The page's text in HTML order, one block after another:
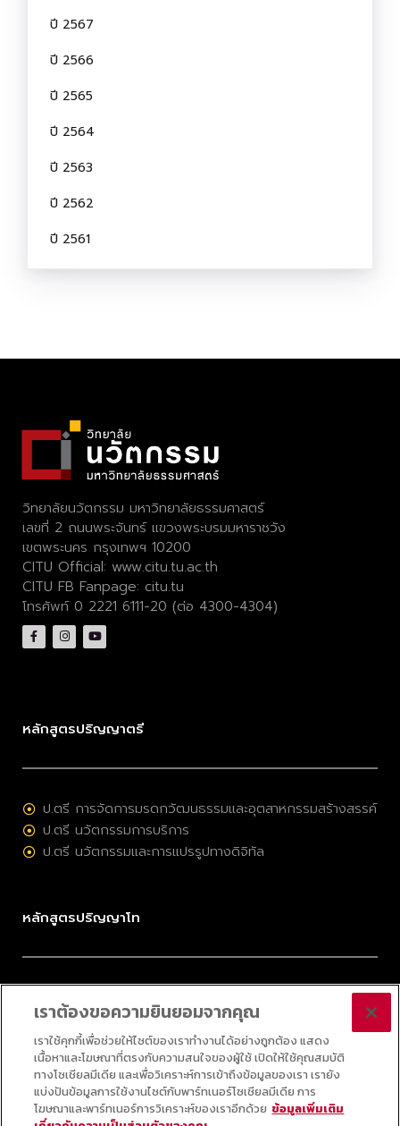
ปี 2567
ปี 2566
ปี 2565
ปี 2564
ปี 2563
ปี 2562
ปี 2561
วิทยาลัยนวัตกรรม มหาวิทยาลัยธรรมศาสตร์
เลขที่ 2 ถนนพระจันทร์ แขวงพระบรมมหาราชวัง
เขตพระนคร กรุงเทพฯ 10200
CITU Official: www.citu.tu.ac.th
CITU FB Fanpage: citu.tu
โทรศัพท์ 0 2221 6111-20 (ต่อ 4300-4304)
หลักสูตรปริญญาตรี
ป.ตรี การจัดการมรดกวัฒนธรรมและอุตสาหกรรมสร้างสรรค์
ป.ตรี นวัตกรรมการบริการ
ป.ตรี นวัตกรรมและการแปรรูปทางดิจิทัล
หลักสูตรปริญญาโท
ป.โท การจัดการมรดกวัฒนธรรมและอุตสาหกรรมสร้างสรรค์
ป.โท การบริหารนวัตกรรมและเทคโนโลยี
ป.โท กลยุทธ์ดิจิทัล
ป.โท ออนไลน์ วิทยาศาสตร์ข้อมูลประยุกต์
เราต้องขอความยินยอมจากคุณ
เราใช้คุกกี้เพื่อช่วยให้ไซต์ของเราทำงานได้อย่างถูกต้อง แสดง
เนื้อหาและโฆษณาที่ตรงกับความสนใจของผู้ใช้ เปิดให้ใช้คุณสมบัติ
ทางโซเชียลมีเดีย และเพื่อวิเคราะห์การเข้าถึงข้อมูลของเรา เรายัง
แบ่งปันข้อมูลการใช้งานไซต์กับพาร์ทเนอร์โซเชียลมีเดีย การ
โฆษณาและพาร์ทเนอร์การวิเคราะห์ของเราอีกด้วย ข้อมูลเพิ่มเติม